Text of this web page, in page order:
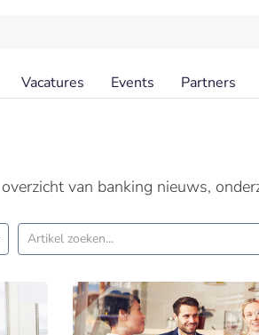
Vacatures Events Partners
van banking nieuws,